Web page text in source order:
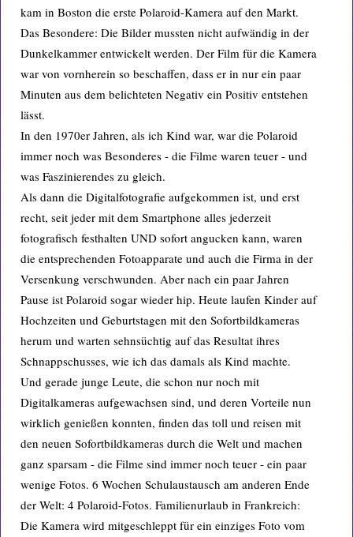
kam in Boston die erste Polaroid-Kamera auf den Markt.
Das Besondere: Die Bilder mussten nicht aufwändig in der
Dunkelkammer entwickelt werden. Der Film für die Kamera
war von vornherein so beschaffen, dass er in nur ein paar
Minuten aus dem belichteten Negativ ein Positiv entstehen
lässt.
In den 1970er Jahren, als ich Kind war, war die Polaroid
immer noch was Besonderes - die Filme waren teuer - und
was Faszinierendes zu gleich.
Als dann die Digitalfotografie aufgekommen ist, und erst
recht, seit jeder mit dem Smartphone alles jederzeit
fotografisch festhalten UND sofort angucken kann, waren
die entsprechenden Fotoapparate und auch die Firma in der
Versenkung verschwunden. Aber nach ein paar Jahren
Pause ist Polaroid sogar wieder hip. Heute laufen Kinder auf
Hochzeiten und Geburtstagen mit den Sofortbildkameras
herum und warten sehnsüchtig auf das Resultat ihres
Schnappschusses, wie ich das damals als Kind machte.
Und gerade junge Leute, die schon nur noch mit
Digitalkameras aufgewachsen sind, und deren Vorteile nun
wirklich genießen konnten, finden das toll und reisen mit
den neuen Sofortbildkameras durch die Welt und machen
ganz sparsam - die Filme sind immer noch teuer - ein paar
wenige Fotos. 6 Wochen Schulaustausch am anderen Ende
der Welt: 4 Polaroid-Fotos. Familienurlaub in Frankreich:
Die Kamera wird mitgeschleppt für ein einziges Foto vom